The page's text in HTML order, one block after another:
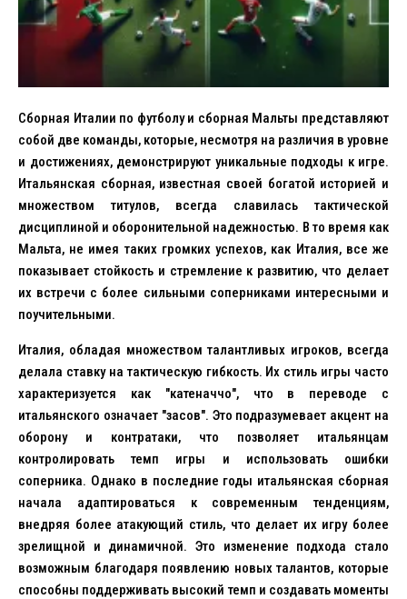
Сборная Италии по футболу и сборная Мальты представляют
собой две команды, которые, несмотря на различия в уровне
и достижениях, демонстрируют уникальные подходы к игре.
Итальянская сборная, известная своей богатой историей и
множеством титулов, всегда славилась тактической
дисциплиной и оборонительной надежностью. В то время как
Мальта, не имея таких громких успехов, как Италия, все же
показывает стойкость и стремление к развитию, что делает
их встречи с более сильными соперниками интересными и
поучительными.
Италия, обладая множеством талантливых игроков, всегда
делала ставку на тактическую гибкость. Их стиль игры часто
характеризуется как "катеначчо", что в переводе с
итальянского означает "засов". Это подразумевает акцент на
оборону и контратаки, что позволяет итальянцам
контролировать темп игры и использовать ошибки
соперника. Однако в последние годы итальянская сборная
начала адаптироваться к современным тенденциям,
внедряя более атакующий стиль, что делает их игру более
зрелищной и динамичной. Это изменение подхода стало
возможным благодаря появлению новых талантов, которые
способны поддерживать высокий темп и создавать моменты